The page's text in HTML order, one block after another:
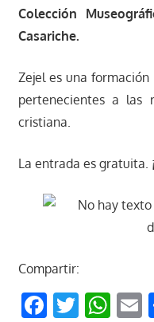
Colección
Casariche.
Zejel es una
pertenecientes a las
cristiana.
La entrada es gratuita.
Compartir: